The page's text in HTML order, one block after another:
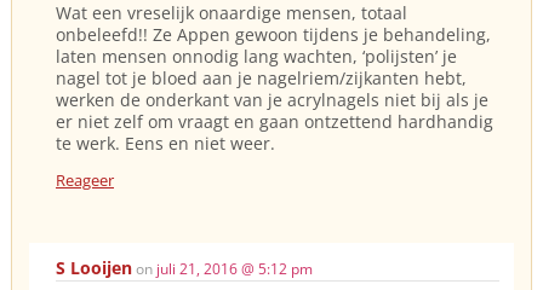
Wat een vreselijk onaardige mensen, totaal
onbeleefd!! Ze Appen gewoon tijdens je behandeling,
laten mensen onnodig lang wachten, ‘polijsten’ je
nagel tot je bloed aan je nagelriem/zijkanten hebt,
werken de onderkant van je acrylnagels niet bij als je
er niet zelf om vraagt en gaan ontzettend hardhandig
te werk. Eens en niet weer.
Reageer
S Looijenon juli 21, 2016 @ 5:12 pm